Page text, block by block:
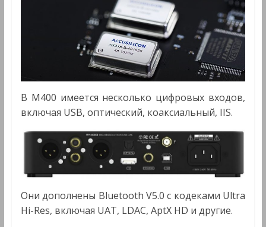
В M400 имеется несколько цифровых входов,
включая USB, оптический, коаксиальный, IIS.
Они дополнены Bluetooth V5.0 с кодеками Ultra
Hi-Res, включая UAT, LDAC, AptX HD и другие.